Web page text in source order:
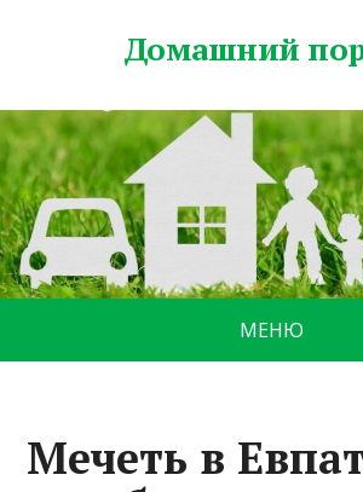
Домашний
МЕНЮ
Мечеть в